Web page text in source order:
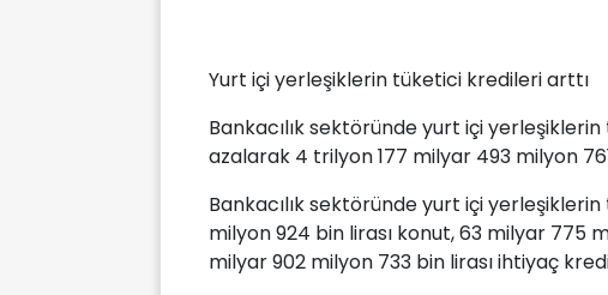
Yurt içi yerleşiklerin tüketici kredileri arttı
Bankacılık sektöründe yurt içi
azalarak 4 trilyon 177 milyar 493 milyon
Bankacılık sektöründe yurt içi
milyon 924 bin lirası konut, 63 milyar 775
milyar 902 milyon 733 bin lirası ihtiyaç